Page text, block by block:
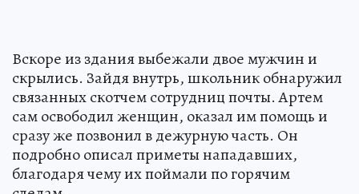
Вскоре из здания выбежали двое мужчин и
скрылись. Зайдя внутрь, школьник обнаружил
связанных скотчем сотрудниц почты. Артем
сам освободил женщин, оказал им помощь и
сразу же позвонил в дежурную часть. Он
подробно описал приметы нападавших,
благодаря чему их поймали по горячим